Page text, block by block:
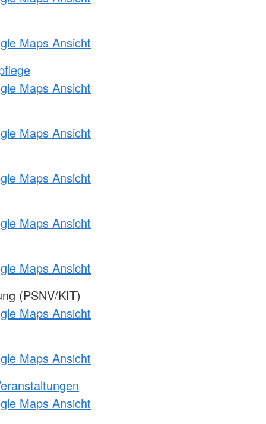
Maps Ansicht
Maps Ansicht
Maps Ansicht
Maps Ansicht
Maps Ansicht
Maps Ansicht
(PSNV/KIT)
Maps Ansicht
Maps Ansicht
Maps Ansicht